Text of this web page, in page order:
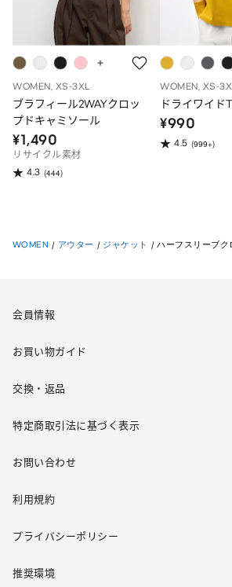
WOMEN, XS-3XL
ブラフィール2WAYクロッ
プドキャミソール
¥1,490
リサイクル素材
4.3 (444)
WOMEN, XS-
ドライワイド
¥990
4.5 (999+)
WOMEN / アウター / ジャケット / ハーフスリーブク
会員情報
お買い物ガイド
交換・返品
特定商取引法に基づく表示
お問い合わせ
利用規約
プライバシーポリシー
推奨環境